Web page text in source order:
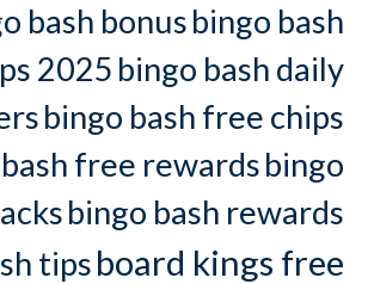
bash bonusbingo bash
2025 bingo bash daily
bingo bash free chips
free rewardsbingo
bingo bash rewards
tipsboard kings free